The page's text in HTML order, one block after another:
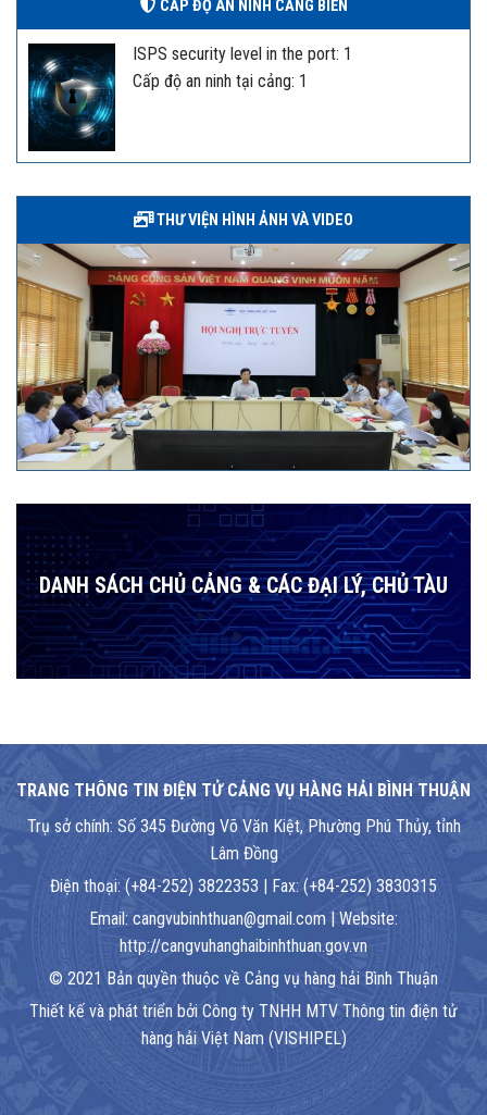
CẤP ĐỘ AN NINH CẢNG BIỂN
ISPS security level in the port: 1
Cấp độ an ninh tại cảng: 1
THƯ VIỆN HÌNH ẢNH VÀ VIDEO
DANH SÁCH CHỦ CẢNG & CÁC ĐẠI LÝ, CHỦ TÀU
TRANG THÔNG TIN ĐIỆN TỬ CẢNG VỤ HÀNG HẢI BÌNH THUẬN
Trụ sở chính: Số 345 Đường Võ Văn Kiệt, Phường Phú Thủy, tỉnh
Lâm Đồng
Điện thoại: (+84-252) 3822353 | Fax: (+84-252) 3830315
Email: cangvubinhthuan@gmail.com | Website:
http://cangvuhanghaibinhthuan.gov.vn
© 2021 Bản quyền thuộc về Cảng vụ hàng hải Bình Thuận
Thiết kế và phát triển bởi Công ty TNHH MTV Thông tin điện tử
hàng hải Việt Nam (VISHIPEL)